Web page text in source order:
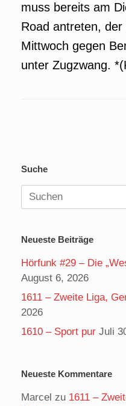
muss bereits am
Road antreten,
Mittwoch gegen
unter Zugzwang.
Suche
Suchen
nach:
Neueste Beiträge
Hörfunk #29 – Die
August 6, 2026
1611 – Zweite Liga,
2026
1610 – Sport pur Juli
Neueste Kommentare
Marcel zu 1611 –